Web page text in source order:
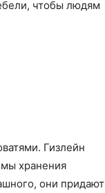
чтобы людям
Гизлейн
хранения
они придают